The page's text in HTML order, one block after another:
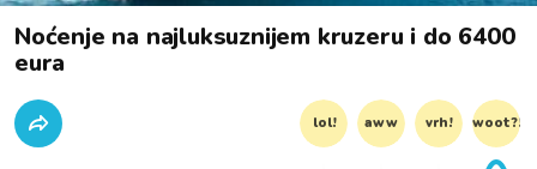
Noćenje na najluksuznijem kruzeru i do 6400
eura
lol! aww vrh! woot?!